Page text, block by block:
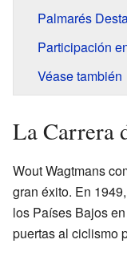
Palmarés
Participación
Véase también
La Carrera
Wout Wagtmans
gran éxito. En
los Países Bajos
puertas al ciclismo